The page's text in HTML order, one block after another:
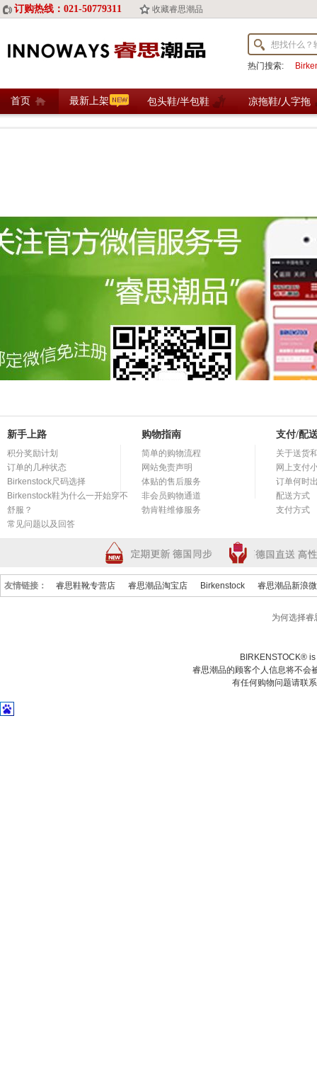
订购热线：021-50779311 收藏睿思潮品
热门搜索:
首页 最新上架 包头鞋/半包鞋 凉拖鞋/人字拖
新手上路
积分奖励计划
订单的几种状态
Birkenstock尺码选择
Birkenstock鞋为什么一开始穿不
舒服？
常见问题以及回答
购物指南
简单的购物流程
网站免责声明
体贴的售后服务
非会员购物通道
勃肯鞋维修服务
支付/配
关于送货
网上支付
订单何时
配送方式
支付方式
友情链接： 睿思鞋靴专营店 睿思潮品淘宝店 Birkenstock 睿思潮品新浪
为何选择睿
BIRKENSTOCK®
睿思潮品的顾客个人信息将不会
有任何购物问题请联